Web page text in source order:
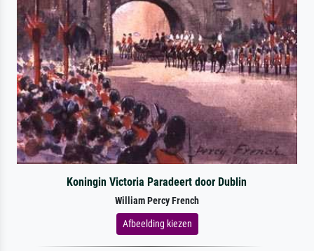
Koningin Victoria Paradeert door Dublin
William Percy French
Afbeelding kiezen